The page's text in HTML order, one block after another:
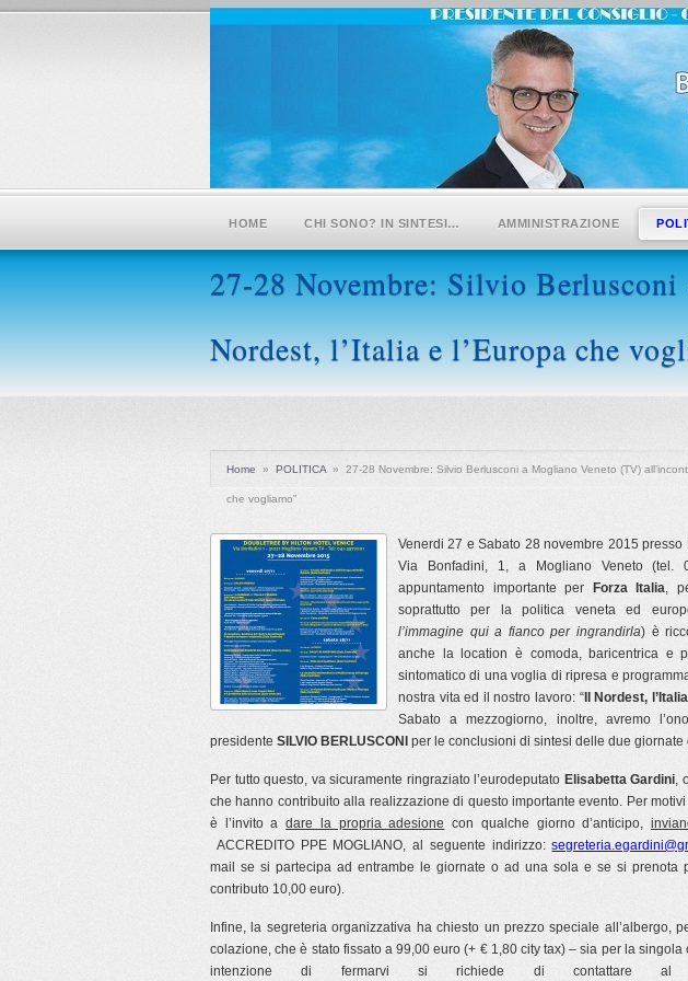
HOME CHI SONO? IN SINTESI… AMMINISTRAZIONE
27-28 Novembre: Silvio
Nordest, l’Italia e l’Europa che
Home » POLITICA » 27-28 Novembre: Silvio Berlusconi a Mogliano Veneto (TV)
che vogliamo”
Venerdi 27 e Sabato 28 novembre 2015
Via Bonfadini, 1, a Mogliano Veneto (tel.
appuntamento importante per
Forza Italia,
soprattutto per la politica veneta ed
l’immagine qui a fianco per ingrandirla) è
anche la location è comoda, baricentrica e
sintomatico di una voglia di ripresa e
nostra vita ed il nostro lavoro: “Il Nordest,
Sabato a mezzogiorno, inoltre, avremo
presidente SILVIO BERLUSCONI per le conclusioni di sintesi delle due giornate
Per tutto questo, va sicuramente ringraziato l’eurodeputato Elisabetta Gardini,
che hanno contribuito alla realizzazione di questo importante evento. Per
è l’invito adare la propria adesione con qualche giorno d’anticipo,
ACCREDITO PPE MOGLIANO, al seguente indirizzo:
mail se si partecipa ad entrambe le giornate o ad una sola e se si prenota
contributo 10,00 euro).
Infine, la segreteria organizzativa ha chiesto un prezzo speciale all’albergo,
colazione, che è stato fissato a 99,00 euro (+ € 1,80 city tax) – sia per la
intenzione di fermarvi si richiede di contattare al